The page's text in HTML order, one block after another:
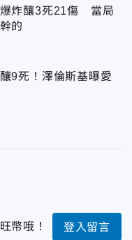
爆炸釀3死21傷 當局
的
9死！澤倫斯基曝愛
幣哦！ 登入留言